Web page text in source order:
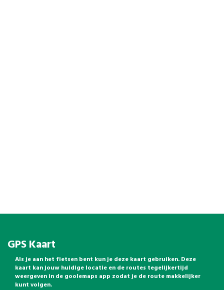
GPS Kaart
Als je aan het fietsen bent kun je deze kaart gebruiken. Deze
kaart kan jouw huidige locatie en de routes tegelijkertijd
weergeven in de goolemaps app zodat je de route makkelijker
kunt volgen.